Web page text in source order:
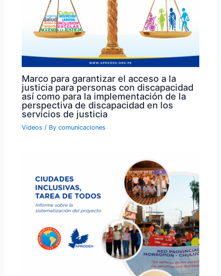
Marco para garantizar el acceso a la
justicia para personas con discapacidad
así como para la implementación de la
perspectiva de discapacidad en los
servicios de justicia
Videos / Bycomunicaciones